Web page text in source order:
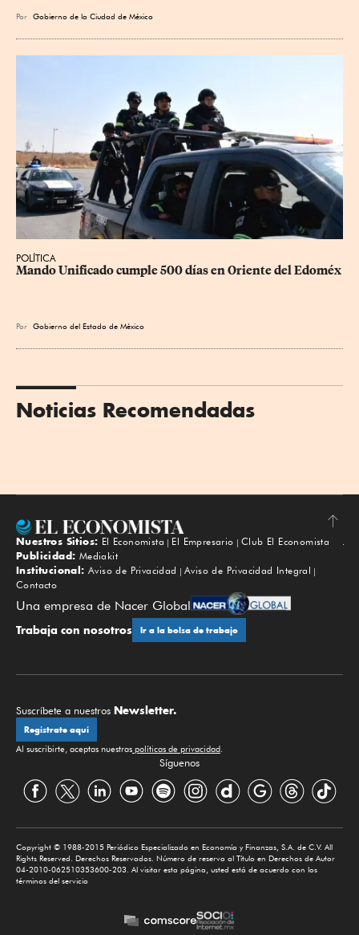
Por Gobierno de la Ciudad de México
POLÍTICA
Mando Unificado cumple 500 días en Oriente del Edoméx
Por Gobierno del Estado de México
Noticias Recomendadas
Subir
Nuestros Sitios: El Economista El Empresario
Club El Economista
Publicidad: Mediakit
Institucional: Aviso de Privacidad
Aviso de Privacidad Integral
Contacto
Una empresa de Nacer Global
Trabaja con nosotros Ir a la bolsa de trabajo
Suscríbete a nuestros Newsletter.
Regístrate aquí
Al suscribirte, aceptas nuestras políticas de privacidad.
Síguenos
Copyright © 1988-2015 Periódico Especializado en Economía y Finanzas, S.A. de C.V. All
Rights Reserved. Derechos Reservados. Número de reserva al Título en Derechos de Autor
04-2010-062510353600-203. Al visitar esta página, usted está de acuerdo con los
términos del servicio